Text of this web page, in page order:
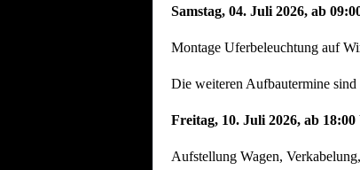
Samstag, 04. Juli 2026, ab
Montage Uferbeleuchtung auf
Die weiteren Aufbautermine sind
Freitag, 10. Juli 2026, ab
Aufstellung Wagen,